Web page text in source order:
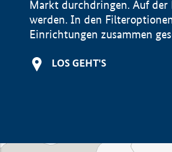
Markt durchdringen. Auf der
werden. In den
Einrichtungen zusammen
LOS GEHT'S